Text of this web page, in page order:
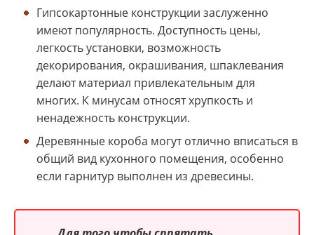
Гипсокартонные конструкции заслуженно
имеют популярность. Доступность цены,
легкость установки, возможность
декорирования, окрашивания, шпаклевания
делают материал привлекательным для
многих. К минусам относят хрупкость и
ненадежность конструкции.
Деревянные короба могут отлично вписаться в
общий вид кухонного помещения, особенно
если гарнитур выполнен из древесины.